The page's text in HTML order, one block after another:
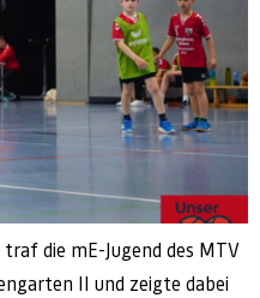
die mE-Jugend des MTV
II und zeigte dabei